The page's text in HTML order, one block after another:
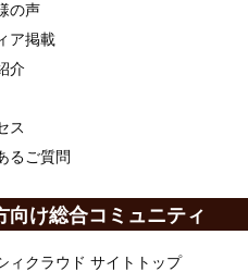
の声
ア掲載
介
ス
るご質問
向け総合コミュニティ
ィクラウド サイトトップ